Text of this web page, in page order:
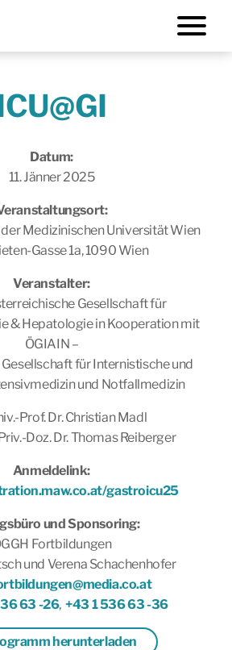
Datum:
11. Jänner 2025
der Medizinischen Universität Wien
Gasse 1a, 1090 Wien
Veranstalter:
Gesellschaft für
& Hepatologie in Kooperation mit
ÖGIAIN –
für Internistische und
und Notfallmedizin
Prof. Dr. Christian Madl
Doz. Dr. Thomas Reiberger
Anmeldelink:
gastroicu25
und Sponsoring:
Fortbildungen
und Verena Schachenhofer
63 -26,+43 1 536 63 -36
herunterladen